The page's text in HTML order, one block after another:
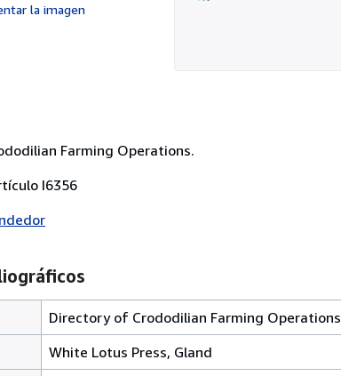
la imagen
Farming Operations.
I6356
Directory of Crododilian Farming Operations
White Lotus Press, Gland